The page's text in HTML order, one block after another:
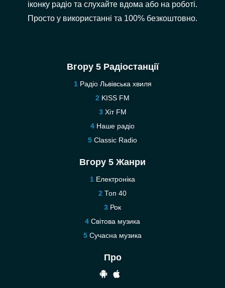
іконку радіо та слухайте вдома або на роботі.
Просто у використанні та 100% безкоштовно.
Вгору 5 Радіостанції
Радіо Львівська хвиля
KISS FM
Хіт FM
Наше радіо
Classic Radio
Вгору 5 Жанри
Електроніка
Топ 40
Рок
Світова музика
Сучасна музика
Про